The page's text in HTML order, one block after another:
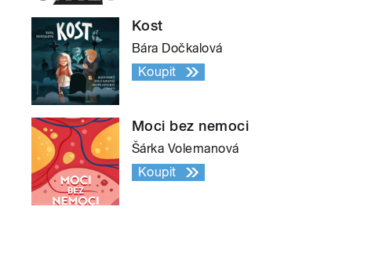
Kost
Bára Dočkalová
Koupit
Moci bez nemoci
Šárka Volemanová
Koupit